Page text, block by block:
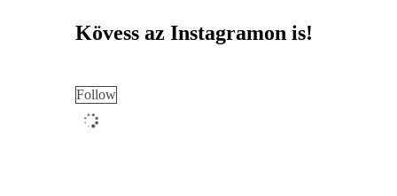
Kövess az Instagramon is!
Follow